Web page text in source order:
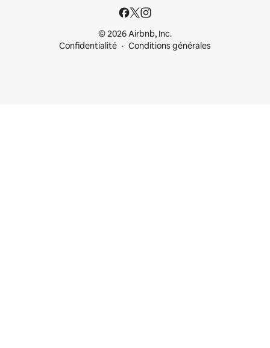
© 2026 Airbnb, Inc.
Confidentialité
Conditions générales